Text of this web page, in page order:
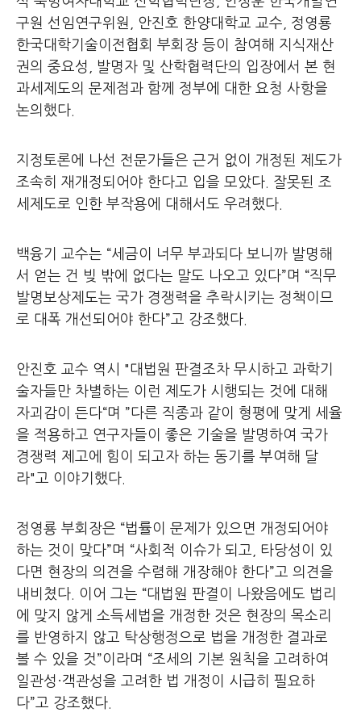
구원 선임연구위원, 안진호 한양대학교 교수, 정영룡
한국대학기술이전협회 부회장 등이 참여해 지식재산
권의 중요성, 발명자 및 산학협력단의 입장에서 본 현
과세제도의 문제점과 함께 정부에 대한 요청 사항을
논의했다.
지정토론에 나선 전문가들은 근거 없이 개정된 제도가
조속히 재개정되어야 한다고 입을 모았다. 잘못된 조
세제도로 인한 부작용에 대해서도 우려했다.
백융기 교수는 “세금이 너무 부과되다 보니까 발명해
서 얻는 건 빚 밖에 없다는 말도 나오고 있다”며 “직무
발명보상제도는 국가 경쟁력을 추락시키는 정책이므
로 대폭 개선되어야 한다”고 강조했다.
안진호 교수 역시 "대법원 판결조차 무시하고 과학기
술자들만 차별하는 이런 제도가 시행되는 것에 대해
자괴감이 든다“며 ”다른 직종과 같이 형평에 맞게 세율
을 적용하고 연구자들이 좋은 기술을 발명하여 국가
경쟁력 제고에 힘이 되고자 하는 동기를 부여해 달
라"고 이야기했다.
정영룡 부회장은 “법률이 문제가 있으면 개정되어야
하는 것이 맞다”며 “사회적 이슈가 되고, 타당성이 있
다면 현장의 의견을 수렴해 개장해야 한다”고 의견을
내비쳤다. 이어 그는 “대법원 판결이 나왔음에도 법리
에 맞지 않게 소득세법을 개정한 것은 현장의 목소리
를 반영하지 않고 탁상행정으로 법을 개정한 결과로
볼 수 있을 것”이라며 “조세의 기본 원칙을 고려하여
일관성·객관성을 고려한 법 개정이 시급히 필요하
다”고 강조했다.